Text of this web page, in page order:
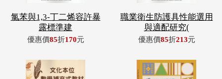
氯苯與1,3-丁二烯容許暴
露標準建
優惠價85折170元
職業衛生防護具性能選用
與適配研究(
優惠價85折213元